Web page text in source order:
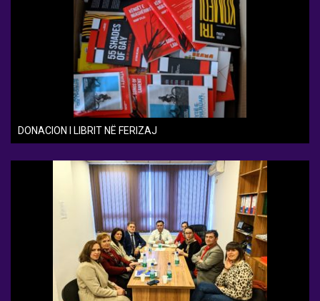
DONACION I LIBRIT NË FERIZAJ